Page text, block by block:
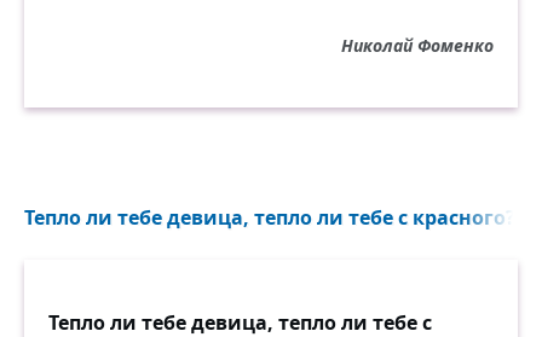
Николай Фоменко
Тепло ли тебе девица, тепло ли тебе с красного?..
Тепло ли тебе девица, тепло ли тебе с